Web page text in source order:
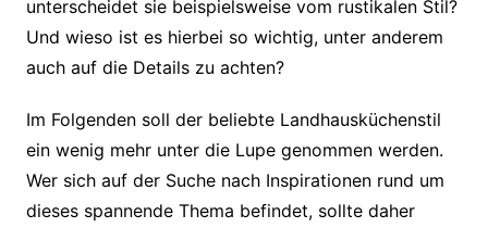
unterscheidet sie beispielsweise vom rustikalen Stil?
Und wieso ist es hierbei so wichtig, unter anderem
auch auf die Details zu achten?
Im Folgenden soll der beliebte Landhausküchenstil
ein wenig mehr unter die Lupe genommen werden.
Wer sich auf der Suche nach Inspirationen rund um
dieses spannende Thema befindet, sollte daher